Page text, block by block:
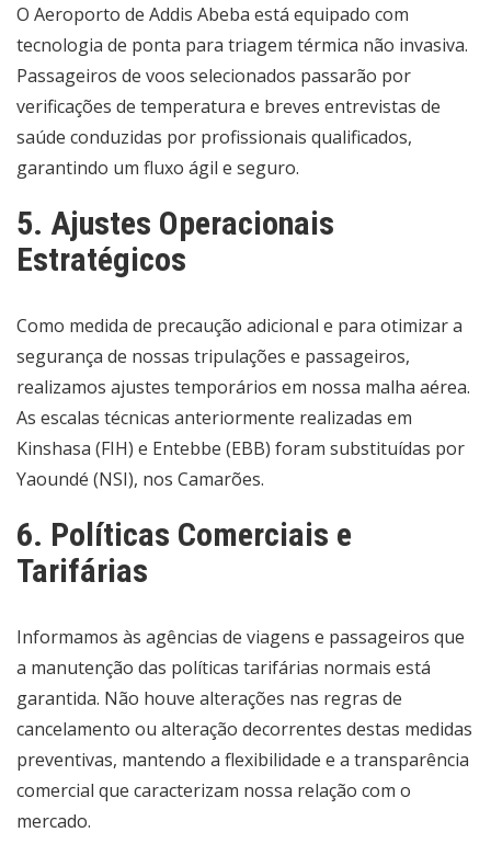
O Aeroporto de Addis Abeba está equipado com
tecnologia de ponta para triagem térmica não invasiva.
Passageiros de voos selecionados passarão por
verificações de temperatura e breves entrevistas de
saúde conduzidas por profissionais qualificados,
garantindo um fluxo ágil e seguro.
5. Ajustes Operacionais
Estratégicos
Como medida de precaução adicional e para otimizar a
segurança de nossas tripulações e passageiros,
realizamos ajustes temporários em nossa malha aérea.
As escalas técnicas anteriormente realizadas em
Kinshasa (FIH) e Entebbe (EBB) foram substituídas por
Yaoundé (NSI), nos Camarões.
6. Políticas Comerciais e
Tarifárias
Informamos às agências de viagens e passageiros que
a manutenção das políticas tarifárias normais está
garantida. Não houve alterações nas regras de
cancelamento ou alteração decorrentes destas medidas
preventivas, mantendo a flexibilidade e a transparência
comercial que caracterizam nossa relação com o
mercado.